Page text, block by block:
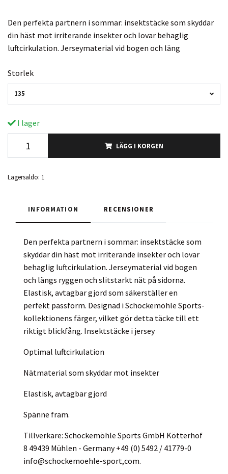
Den perfekta partnern i sommar: insektstäcke som skyddar
din häst mot irriterande insekter och lovar behaglig
luftcirkulation. Jerseymaterial vid bogen och läng
Storlek
135
I lager
LÄGG I KORGEN
Lagersaldo: 1
INFORMATION RECENSIONER
Den perfekta partnern i sommar: insektstäcke som
skyddar din häst mot irriterande insekter och lovar
behaglig luftcirkulation. Jerseymaterial vid bogen
och längs ryggen och slitstarkt nät på sidorna.
Elastisk, avtagbar gjord som säkerställer en
perfekt passform. Designad i Schockemöhle Sports-
kollektionens färger, vilket gör detta täcke till ett
riktigt blickfång. Insektstäcke i jersey
Optimal luftcirkulation
Nätmaterial som skyddar mot insekter
Elastisk, avtagbar gjord
Spänne fram.
Tillverkare: Schockemöhle Sports GmbH Kötterhof
8 49439 Mühlen - Germany +49 (0) 5492 / 41779-0
info@schockemoehle-sport,com.